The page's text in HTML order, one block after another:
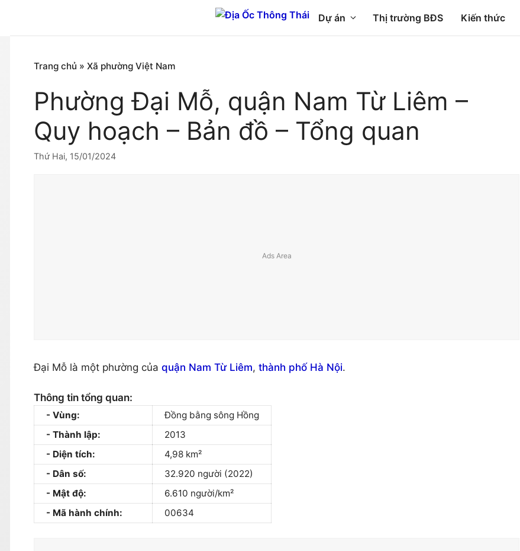
nội
Dự án Thị trường BĐS Kiến thức
Trang chủ » Xã phường Việt Nam
Phường Đại Mỗ, quận Nam Từ Liêm –
Quy hoạch – Bản đồ – Tổng quan
Thứ Hai, 15/01/2024
Đại Mỗ là một phường của quận Nam Từ Liêm, thành phố Hà Nội.
Thông tin tổng quan:
Vùng:
Đồng bằng sông Hồng
Thành lập:
2013
Diện tích:
4,98 km²
Dân số:
32.920 người (2022)
Mật độ:
6.610 người/km²
Mã hành chính:
00634